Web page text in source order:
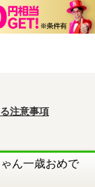
注意事項
ん一歳おめで